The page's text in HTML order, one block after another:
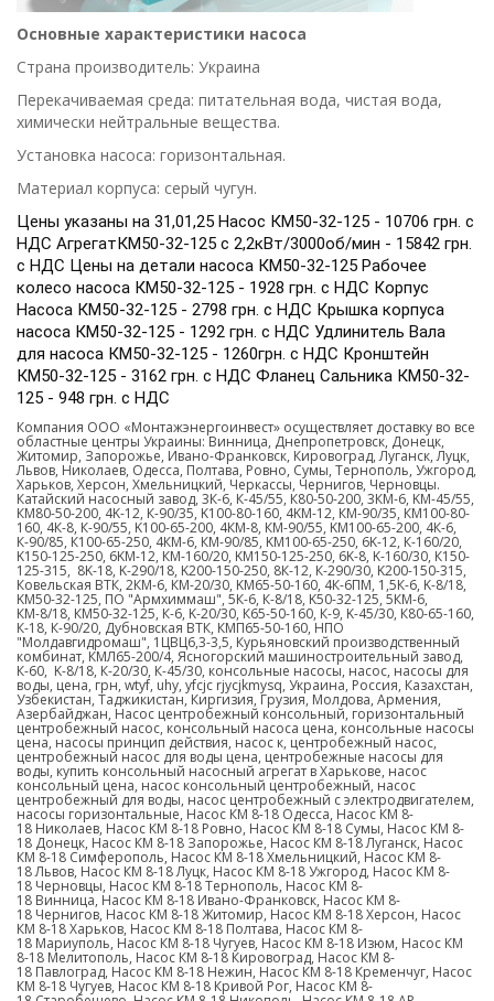
Основные характеристики насоса
Страна производитель: Украина
Перекачиваемая среда: питательная вода, чистая вода,
химически нейтральные вещества.
Установка насоса: горизонтальная.
Материал корпуса: серый чугун.
Цены указаны на 31,01,25 Насос КМ50-32-125 - 10706 грн. с
НДС АгрегатКМ50-32-125 с 2,2кВт/3000об/мин - 15842 грн.
с НДС Цены на детали насоса КМ50-32-125 Рабочее
колесо насоса КМ50-32-125 - 1928 грн. с НДС Корпус
Насоса КМ50-32-125 - 2798 грн. с НДС Крышка корпуса
насоса КМ50-32-125 - 1292 грн. с НДС Удлинитель Вала
для насоса КМ50-32-125 - 1260грн. с НДС Кронштейн
КМ50-32-125 - 3162 грн. с НДС Фланец Сальника КМ50-32-
125 - 948 грн. с НДС
Компания ООО «Монтажэнергоинвест» осуществляет доставку во все
областные центры Украины: Винница, Днепропетровск, Донецк,
Житомир, Запорожье, Ивано-Франковск, Кировоград, Луганск, Луцк,
Львов, Николаев, Одесса, Полтава, Ровно, Сумы, Тернополь, Ужгород,
Харьков, Херсон, Хмельницкий, Черкассы, Чернигов, Черновцы.
Катайский насосный завод, 3К-6, К-45/55, К80-50-200, 3КМ-6, KM-45/55,
КМ80-50-200, 4K-12, К-90/35, K100-80-160, 4KM-12, КМ-90/35, КМ100-80-
160, 4К-8, К-90/55, K100-65-200, 4КМ-8, КМ-90/55, KM100-65-200, 4К-6,
К-90/85, К100-65-250, 4КМ-6, КМ-90/85, KM100-65-250, 6K-12, К-160/20,
K150-125-250, 6KM-12, КМ-160/20, KM150-125-250, 6K-8, K-160/30, К150-
125-315, 8K-18, K-290/18, K200-150-250, 8К-12, К-290/30, K200-150-315,
Ковельская ВТК, 2КМ-6, КМ-20/30, KM65-50-160, 4К-6ПМ, 1,5К-6, K-8/18,
KM50-32-125, ПО "Армхиммаш", 5К-6, К-8/18, K50-32-125, 5КМ-6,
КМ-8/18, КМ50-32-125, К-6, K-20/30, К65-50-160, К-9, K-45/30, К80-65-160,
К-18, К-90/20, Дубновская ВТК, КМП65-50-160, НПО
"Молдавгидромаш", 1ЦВЦ6,3-3,5, Курьяновский производственный
комбинат, КМЛ65-200/4, Ясногорский машиностроительный завод,
К-60, K-8/18, К-20/30, К-45/30, консольные насосы, насос, насосы для
воды, цена, грн, wtyf, uhy, yfcjc rjycjkmysq, Украина, Россия, Казахстан,
Узбекистан, Таджикистан, Киргизия, Грузия, Молдова, Армения,
Азербайджан, Насос центробежный консольный, горизонтальный
центробежный насос, консольный насоса цена, консольные насосы
цена, насосы принцип действия, насос к, центробежный насос,
центробежный насос для воды цена, центробежные насосы для
воды, купить консольный насосный агрегат в Харькове, насос
консольный цена, насос консольный центробежный, насос
центробежный для воды, насос центробежный с электродвигателем,
насосы горизонтальные, Насос КМ 8-18 Одесса, Насос КМ 8-
18 Николаев, Насос КМ 8-18 Ровно, Насос КМ 8-18 Сумы, Насос КМ 8-
18 Донецк, Насос КМ 8-18 Запорожье, Насос КМ 8-18Луганск, Насос
КМ 8-18 Симферополь, Насос КМ 8-18Хмельницкий, Насос КМ 8-
18Львов, Насос КМ 8-18Луцк, Насос КМ 8-18Ужгород, Насос КМ 8-
18 Черновцы, Насос КМ 8-18Тернополь, Насос КМ 8-
18 Винница, Насос КМ 8-18 Ивано-Франковск, Насос КМ 8-
18 Чернигов, Насос КМ 8-18Житомир, Насос КМ 8-18Херсон, Насос
КМ 8-18Харьков, Насос КМ 8-18 Полтава, Насос КМ 8-
18 Мариуполь, Насос КМ 8-18 Чугуев, Насос КМ 8-18 Изюм, Насос КМ
8-18 Мелитополь, Насос КМ 8-18 Кировоград, Насос КМ 8-
18 Павлоград, Насос КМ 8-18 Нежин, Насос КМ 8-18 Кременчуг, Насос
КМ 8-18 Чугуев, Насос КМ 8-18 Кривой Рог, Насос КМ 8-